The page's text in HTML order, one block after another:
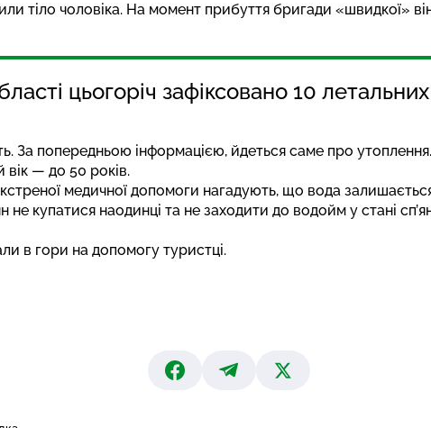
тіло чоловіка. На момент прибуття бригади «швидкої»
цьогоріч зафіксовано 10
За попередньою інформацією, йдеться саме про
— до 50 років.
медичної допомоги нагадують, що вода
купатися наодинці та не заходити до водойм у стані
в гори на допомогу туристці.